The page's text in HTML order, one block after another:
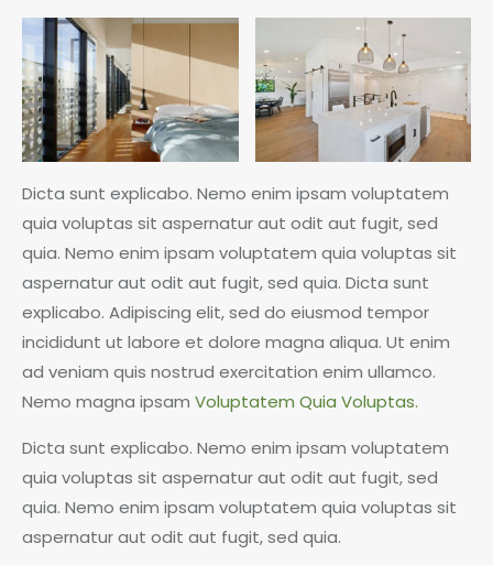
Dicta sunt explicabo. Nemo enim ipsam voluptatem
quia voluptas sit aspernatur aut odit aut fugit, sed
quia. Nemo enim ipsam voluptatem quia voluptas sit
aspernatur aut odit aut fugit, sed quia. Dicta sunt
explicabo. Adipiscing elit, sed do eiusmod tempor
incididunt ut labore et dolore magna aliqua. Ut enim
ad veniam quis nostrud exercitation enim ullamco.
Nemo magna ipsam Voluptatem Quia Voluptas.
Dicta sunt explicabo. Nemo enim ipsam voluptatem
quia voluptas sit aspernatur aut odit aut fugit, sed
quia. Nemo enim ipsam voluptatem quia voluptas sit
aspernatur aut odit aut fugit, sed quia.